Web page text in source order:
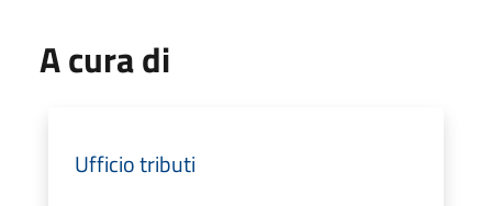
A cura di
Ufficio tributi